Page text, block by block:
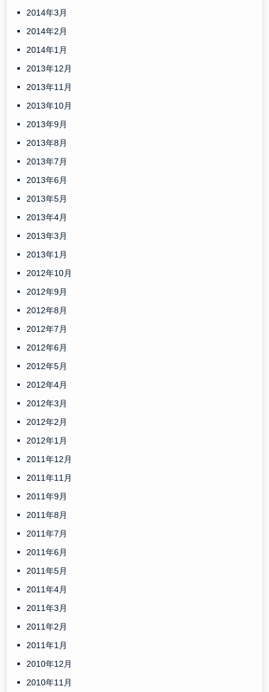
2014年3月
2014年2月
2014年1月
2013年12月
2013年11月
2013年10月
2013年9月
2013年8月
2013年7月
2013年6月
2013年5月
2013年4月
2013年3月
2013年1月
2012年10月
2012年9月
2012年8月
2012年7月
2012年6月
2012年5月
2012年4月
2012年3月
2012年2月
2012年1月
2011年12月
2011年11月
2011年9月
2011年8月
2011年7月
2011年6月
2011年5月
2011年4月
2011年3月
2011年2月
2011年1月
2010年12月
2010年11月